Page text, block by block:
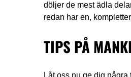
döljer de mest ädla
redan har en,
TIPS PÅ